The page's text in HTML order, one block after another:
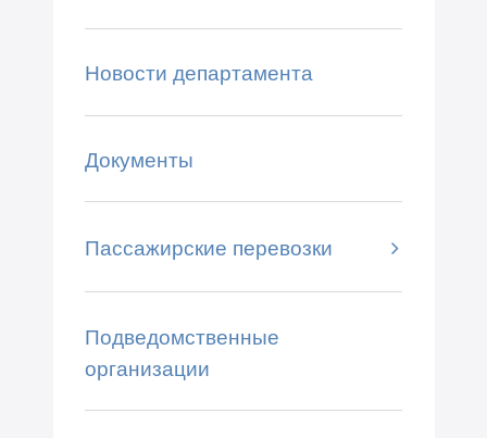
Новости департамента
Документы
Пассажирские перевозки
Подведомственные
организации